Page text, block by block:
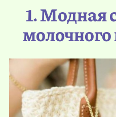
1. Модная
молочного